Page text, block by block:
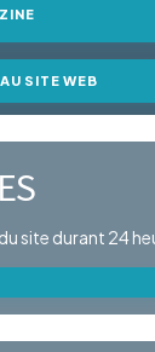
SITE WEB
site durant 24